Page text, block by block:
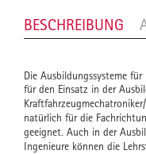
BESCHREIBUNG
Die Ausbildungssysteme
für den Einsatz in der
natürlich für die
geeignet. Auch in der
Ingenieure können die